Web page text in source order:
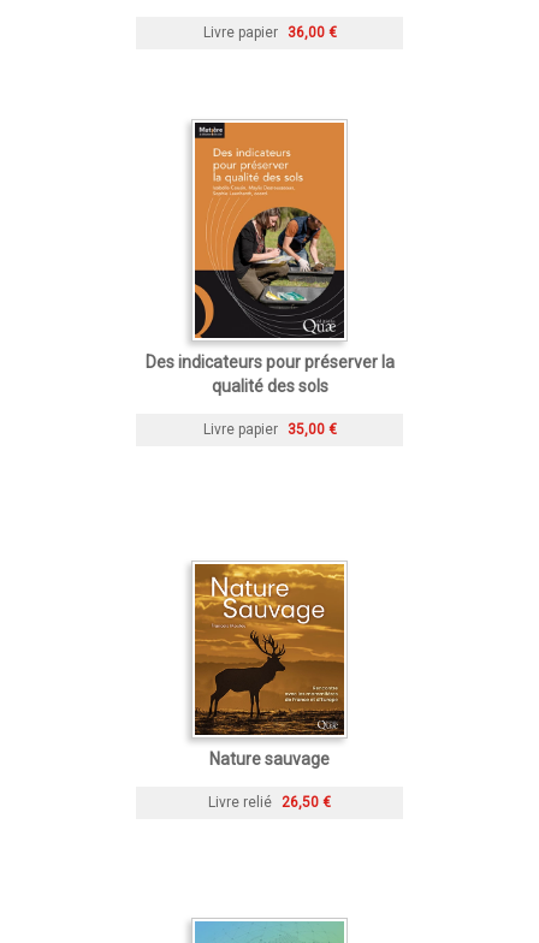
Livre papier 36,00 €
Des indicateurs pour préserver la
qualité des sols
Livre papier 35,00 €
Nature sauvage
Livre relié 26,50 €